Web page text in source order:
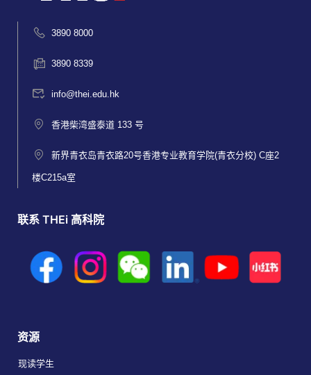
3890 8000
3890 8339
info@thei.edu.hk
香港柴湾盛泰道 133 号
新界青衣岛青衣路20号香港专业教育学院(青衣分校) C座2
楼C215a室
联系 THEi 高科院
资源
现读学生